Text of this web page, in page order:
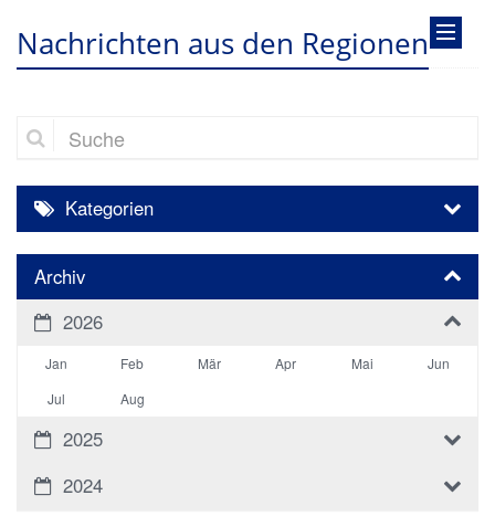
Nachrichten aus den Regionen
Suche
Kategorien
Archiv
2026
Jan Feb Mär Apr Mai
Jun
Jul
Aug
2025
2024